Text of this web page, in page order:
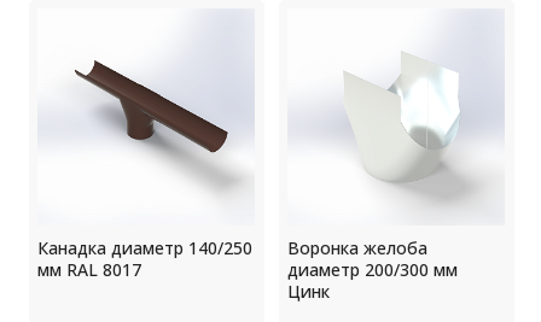
Канадка диаметр 140/250
мм RAL 8017
Воронка желоба
диаметр 200/300 мм
Цинк